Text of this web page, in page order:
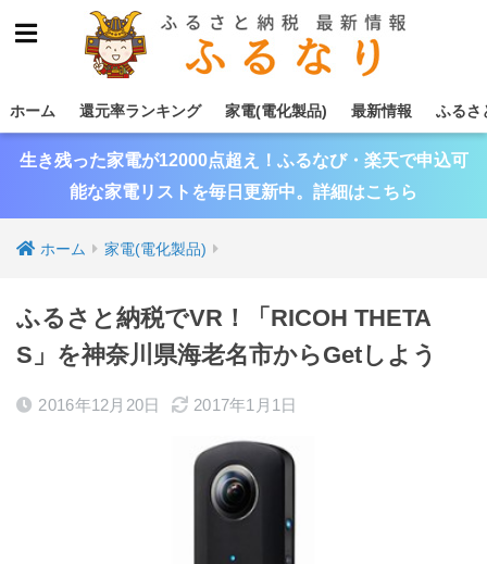
ホーム 還元率ランキング 家電(電化製品) 最新情報 ふるさ
生き残った家電が12000点超え！ふるなび・楽天で申込可
能な家電リストを毎日更新中。詳細はこちら
ホーム 家電(電化製品)
ふるさと納税でVR！「RICOH THETA
S」を神奈川県海老名市からGetしよう
2016年12月20日 2017年1月1日